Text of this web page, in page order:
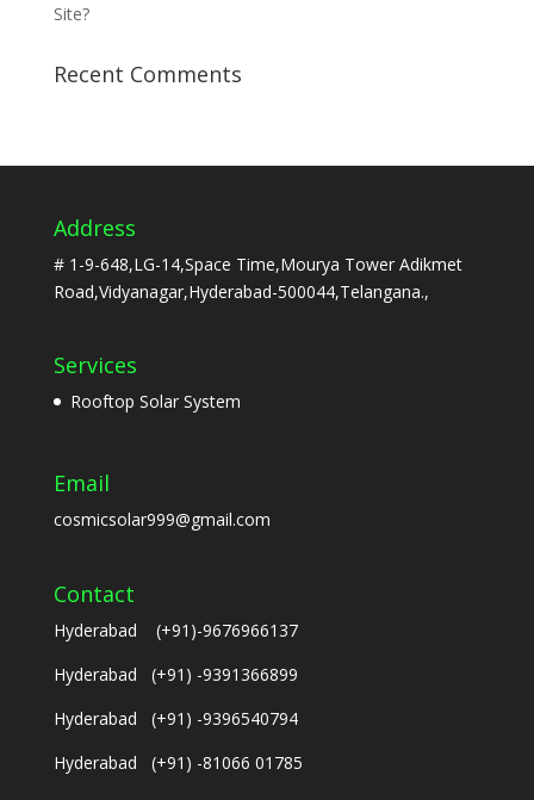
Site?
Recent Comments
Address
# 1-9-648,LG-14,Space Time,Mourya Tower Adikmet
Road,Vidyanagar,Hyderabad-500044,Telangana.,
Services
Rooftop Solar System
Email
cosmicsolar999@gmail.com
Contact
Hyderabad (+91)-9676966137
Hyderabad (+91) -9391366899
Hyderabad (+91) -9396540794
Hyderabad (+91) -81066 01785